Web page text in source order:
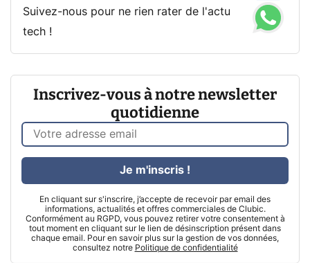
Suivez-nous pour ne rien rater de l'actu
tech !
Inscrivez-vous à notre newsletter
quotidienne
En cliquant sur s'inscrire, j’accepte de recevoir par email des
informations, actualités et offres commerciales de Clubic.
Conformément au RGPD, vous pouvez retirer votre consentement à
tout moment en cliquant sur le lien de désinscription présent dans
chaque email. Pour en savoir plus sur la gestion de vos données,
consultez notre Politique de confidentialité
Je m'inscris !